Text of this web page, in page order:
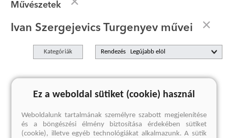
Művészetek
Ivan Szergejevics Turgenyev művei
Kategóriák Rendezés
A keresett kifejezésre nincs találat
Ez a weboldal sütiket (cookie) használ
Weboldalunk tartalmának személyre szabott megjelenítése
és a böngészési élmény biztosítása érdekében sütiket
(cookie), illetve egyéb technológiákat alkalmazunk. A sütik